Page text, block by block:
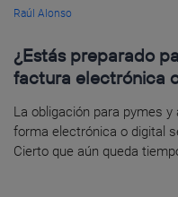
Raúl Alonso
¿Estás preparado
factura electrónica
La obligación para pymes
forma electrónica o digital
Cierto que aún queda